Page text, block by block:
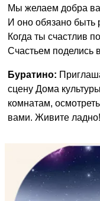
Мы желаем добра
И оно обязано быть
Когда ты счастлив
Счастьем поделись
Буратино:
сцену Дома
комнатам,
вами. Живите ладно!